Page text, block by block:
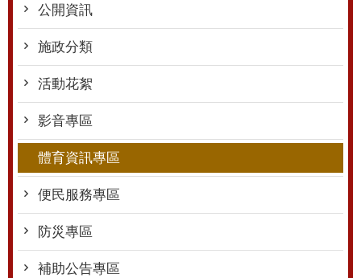
公開資訊
施政分類
活動花絮
影音專區
體育資訊專區
便民服務專區
防災專區
補助公告專區